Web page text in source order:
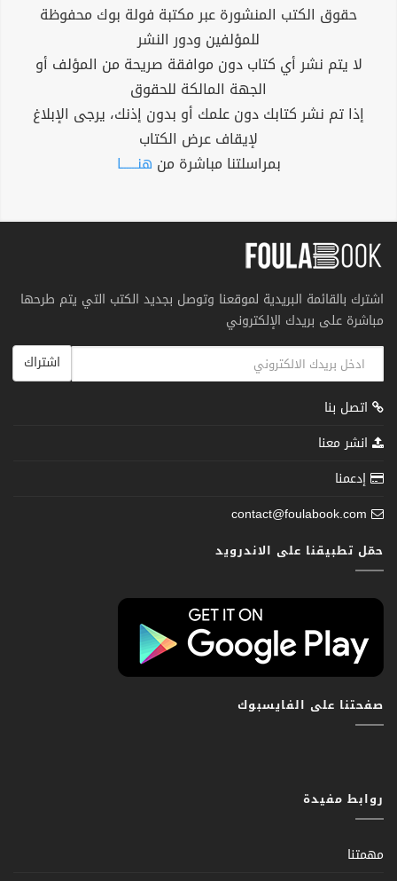
حقوق الكتب المنشورة عبر مكتبة فولة بوك محفوظة
للمؤلفين ودور النشر
لا يتم نشر أي كتاب دون موافقة صريحة من المؤلف أو
الجهة المالكة للحقوق
إذا تم نشر كتابك دون علمك أو بدون إذنك، يرجى الإبلاغ
لإيقاف عرض الكتاب
بمراسلتنا مباشرة من هنــــــا
اشترك بالقائمة البريدية لموقعنا وتوصل بجديد الكتب التي يتم طرحها
مباشرة على بريدك الإلكتروني
اشتراك
اتصل بنا
انشر معنا
إدعمنا
contact@foulabook.com
حمّل تطبيقنا على الاندرويد
صفحتنا على الفايسبوك
روابط مفيدة
مهمتنا